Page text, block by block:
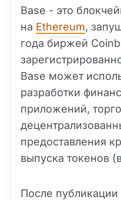
Base - это
на Ethereum,
года биржей
Base может
разработки
приложений,
предоставления
выпуска токенов
После публикации